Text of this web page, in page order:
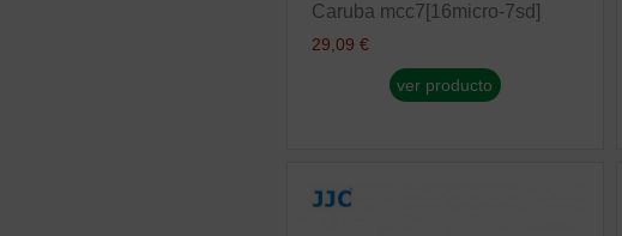
Caruba mcc7[16micro-7sd]
29,09 €
ver producto